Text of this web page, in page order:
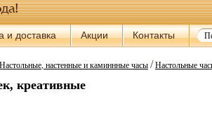
и доставка Акции Контакты
Настольные, настенные и каминнные часы/Настольные
креативные